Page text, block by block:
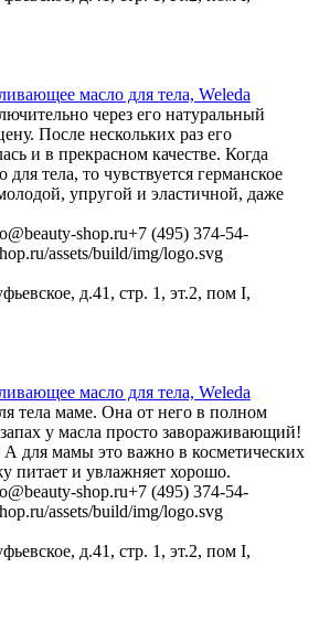
масло для тела, Weleda
через его натуральный
После нескольких раз его
и в прекрасном качестве. Когда
для тела, то чувствуется германское
упругой и эластичной, даже
shop.ru+7 (495) 374-54-
assets/build/img/logo.svg
д.41, стр. 1, эт.2, пом I,
масло для тела, Weleda
тела маме. Она от него в полном
у масла просто завораживающий!
для мамы это важно в косметических
питает и увлажняет хорошо.
shop.ru+7 (495) 374-54-
assets/build/img/logo.svg
д.41, стр. 1, эт.2, пом I,